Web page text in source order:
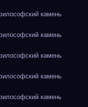
камень
камень
камень
камень
камень